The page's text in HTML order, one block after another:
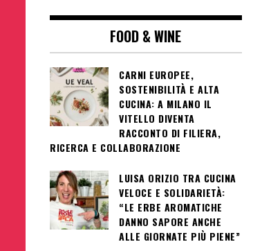
FOOD & WINE
CARNI EUROPEE,
SOSTENIBILITÀ E ALTA
CUCINA: A MILANO IL
VITELLO DIVENTA
RACCONTO DI FILIERA,
RICERCA E COLLABORAZIONE
LUISA ORIZIO TRA CUCINA
VELOCE E SOLIDARIETÀ:
“LE ERBE AROMATICHE
DANNO SAPORE ANCHE
ALLE GIORNATE PIÙ PIENE”